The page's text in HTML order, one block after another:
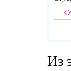
Из